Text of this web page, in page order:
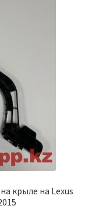
крыле на Lexus